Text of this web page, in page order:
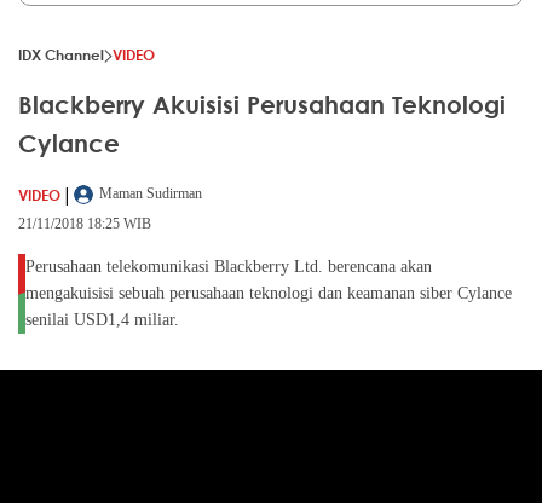
IDX Channel VIDEO
Blackberry Akuisisi Perusahaan Teknologi
Cylance
VIDEO |
Maman Sudirman
21/11/2018 18:25 WIB
Perusahaan telekomunikasi Blackberry Ltd. berencana akan
mengakuisisi sebuah perusahaan teknologi dan keamanan siber Cylance
senilai USD1,4 miliar.